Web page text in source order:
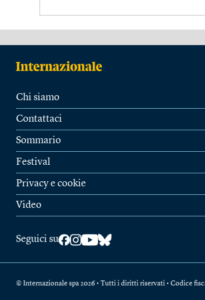
Chi siamo
Contattaci
Sommario
Festival
Privacy e cookie
Video
Seguici su
© Internazionale spa 2026 • Tutti i diritti riservati • Codice